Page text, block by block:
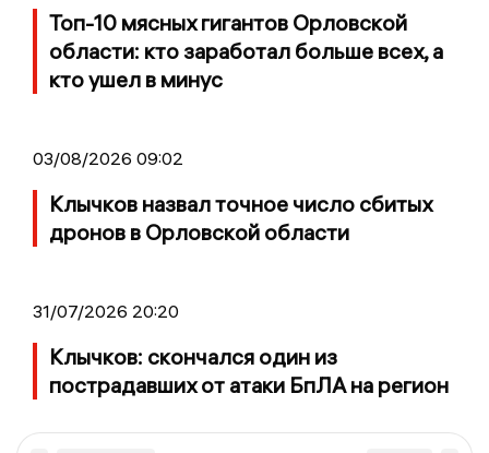
Топ-10 мясных гигантов Орловской
области: кто заработал больше всех, а
кто ушел в минус
03/08/2026 09:02
Клычков назвал точное число сбитых
дронов в Орловской области
31/07/2026 20:20
Клычков: скончался один из
пострадавших от атаки БпЛА на регион